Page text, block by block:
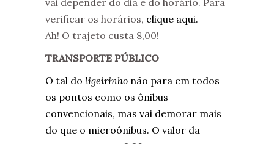
vai depender do dia e do horário. Para
verificar os horários, clique aqui.
Ah! O trajeto custa 8,00!
TRANSPORTE PÚBLICO
O tal do ligeirinho não para em todos
os pontos como os ônibus
convencionais, mas vai demorar mais
do que o microônibus. O valor da